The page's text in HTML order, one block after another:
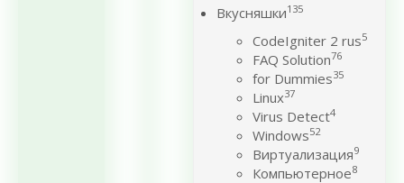
Вкусняшки135
CodeIgniter 2 rus5
FAQ Solution76
for Dummies35
Linux37
Virus Detect4
Windows52
Виртуализация9
Компьютерное8